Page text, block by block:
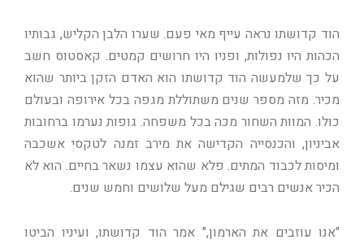
הוד קדושתו נראה עייף מאי פעם. שערו הלבן הקליש, גבותיו
הכהות היו נפולות, ופניו היו חרושים קמטים. קאסטוס חשב
על כך שלמעשה הוד קדושתו הוא האדם הזקן ביותר שהוא
מכיר. מזה מספר שנים משתוללת מגפה בכל אירופה ובעולם
כולו. המוות השחור מכה בכל משפחה. גופות נערמו ברחובות
אביניון, והכנסייה הקדישה את מירב זמנה לטקסי אשכבה
ומיסות לכבוד המתים. פלא שהוא עצמו נשאר בחיים. הוא לא
הכיר אנשים רבים שגילם מעל שלושים וחמש שנים.
"אנו עוזבים את הארמון," אמר הוד קדושתו, ועיניו הביטו